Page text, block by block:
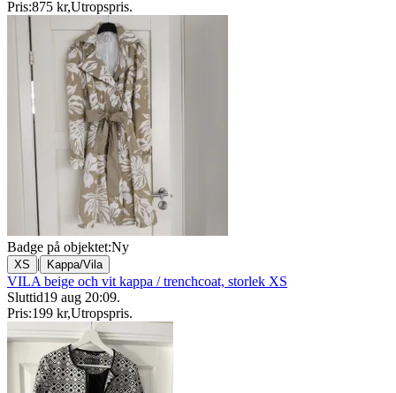
Pris:875 kr,Utropspris.
Badge på objektet:Ny
XS | Kappa/Vila
VILA beige och vit kappa / trenchcoat, storlek XS
Sluttid19 aug 20:09.
Pris:199 kr,Utropspris.